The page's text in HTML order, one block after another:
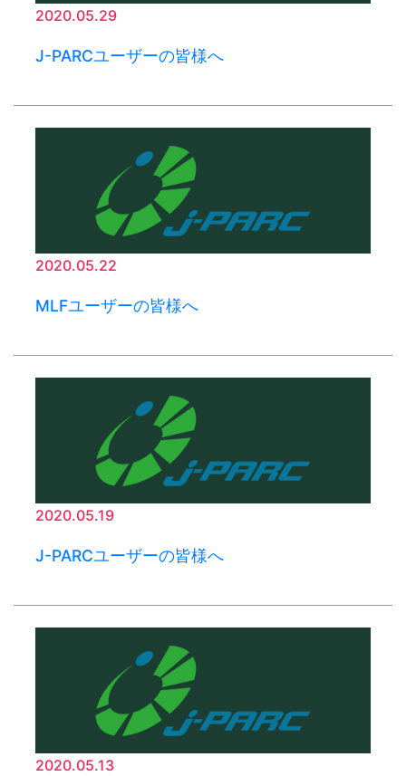
2020.05.29
J-PARCユーザーの皆様へ
2020.05.22
MLFユーザーの皆様へ
2020.05.19
J-PARCユーザーの皆様へ
2020.05.13